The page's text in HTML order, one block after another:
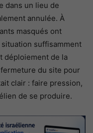
dans un lieu de
annulée. À
masqués ont
suffisamment
déploiement de la
du site pour
clair : faire pression,
de se produire.